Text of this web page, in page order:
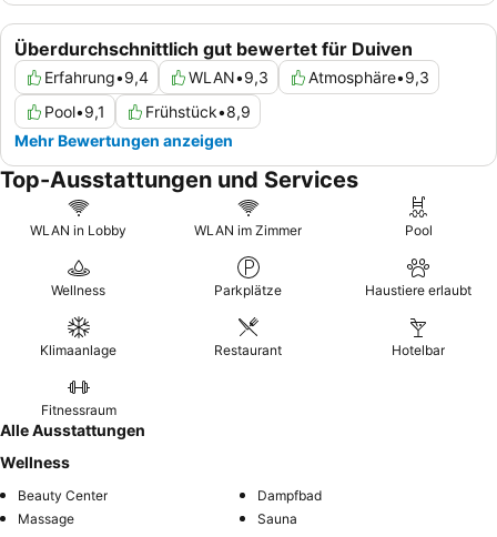
Überdurchschnittlich gut bewertet für Duiven
Erfahrung•9,4 WLAN•9,3 Atmosphäre•9,3
Pool•9,1 Frühstück•8,9
Mehr Bewertungen anzeigen
Top-Ausstattungen und Services
WLAN in Lobby WLAN im Zimmer Pool
Wellness Parkplätze Haustiere erlaubt
Klimaanlage Restaurant Hotelbar
Fitnessraum
Alle Ausstattungen
Wellness
Beauty Center
Dampfbad
Massage
Sauna